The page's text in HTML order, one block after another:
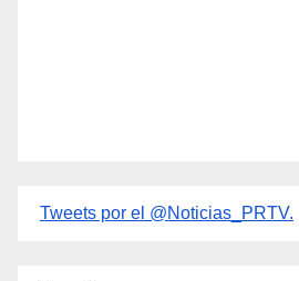
Tweets por el @Noticias_PRTV.